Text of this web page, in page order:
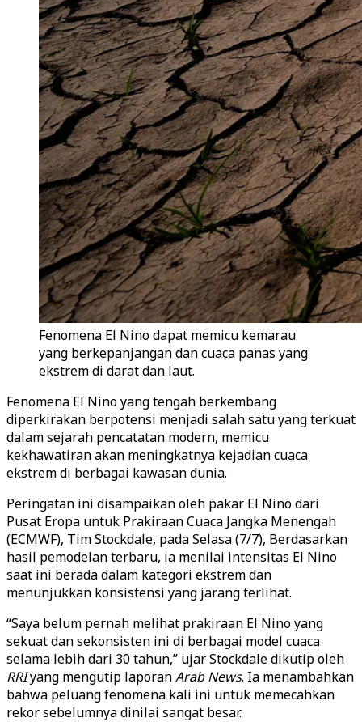
Fenomena El Nino dapat memicu kemarau
yang berkepanjangan dan cuaca panas yang
ekstrem di darat dan laut.
Fenomena El Nino yang tengah berkembang
diperkirakan berpotensi menjadi salah satu yang terkuat
dalam sejarah pencatatan modern, memicu
kekhawatiran akan meningkatnya kejadian cuaca
ekstrem di berbagai kawasan dunia.
Peringatan ini disampaikan oleh pakar El Nino dari
Pusat Eropa untuk Prakiraan Cuaca Jangka Menengah
(ECMWF), Tim Stockdale, pada Selasa (7/7), Berdasarkan
hasil pemodelan terbaru, ia menilai intensitas El Nino
saat ini berada dalam kategori ekstrem dan
menunjukkan konsistensi yang jarang terlihat.
“Saya belum pernah melihat prakiraan El Nino yang
sekuat dan sekonsisten ini di berbagai model cuaca
selama lebih dari 30 tahun,” ujar Stockdale dikutip oleh
RRIyang mengutip laporanArab News. Ia menambahkan
bahwa peluang fenomena kali ini untuk memecahkan
rekor sebelumnya dinilai sangat besar.